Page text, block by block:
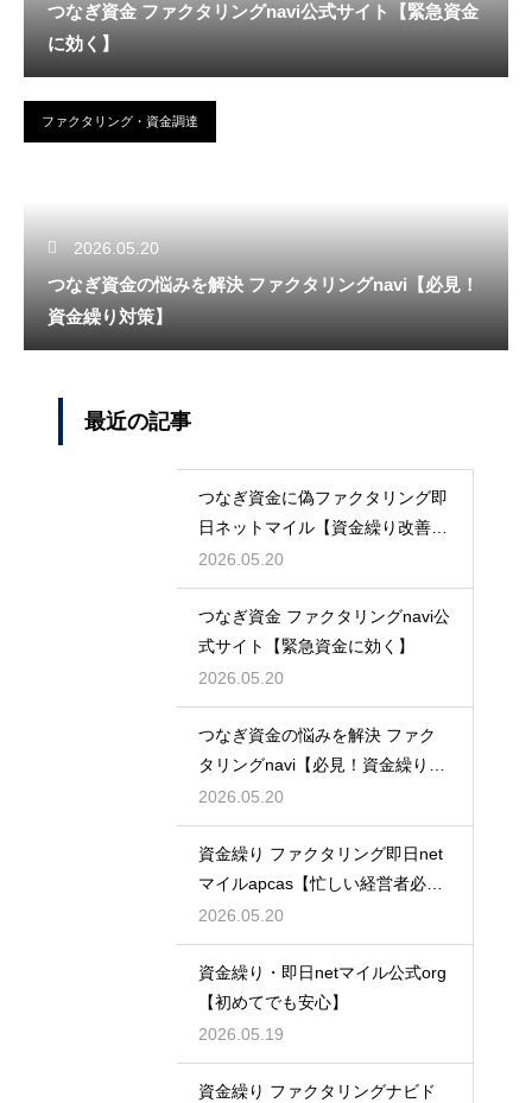
つなぎ資金 ファクタリングnavi公式サイト【緊急資金
に効く】
ファクタリング・資金調達
2026.05.20
つなぎ資金の悩みを解決 ファクタリングnavi【必見！
資金繰り対策】
最近の記事
つなぎ資金に偽ファクタリング即
日ネットマイル【資金繰り改善に
最適】
2026.05.20
つなぎ資金 ファクタリングnavi公
式サイト【緊急資金に効く】
2026.05.20
つなぎ資金の悩みを解決 ファク
タリングnavi【必見！資金繰り対
策】
2026.05.20
資金繰り ファクタリング即日net
マイルapcas【忙しい経営者必
見】
2026.05.20
資金繰り・即日netマイル公式org
【初めてでも安心】
2026.05.19
資金繰り ファクタリングナビド